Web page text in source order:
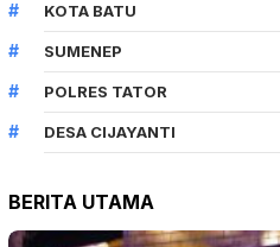
KOTA BATU
SUMENEP
POLRES TATOR
DESA CIJAYANTI
BERITA UTAMA